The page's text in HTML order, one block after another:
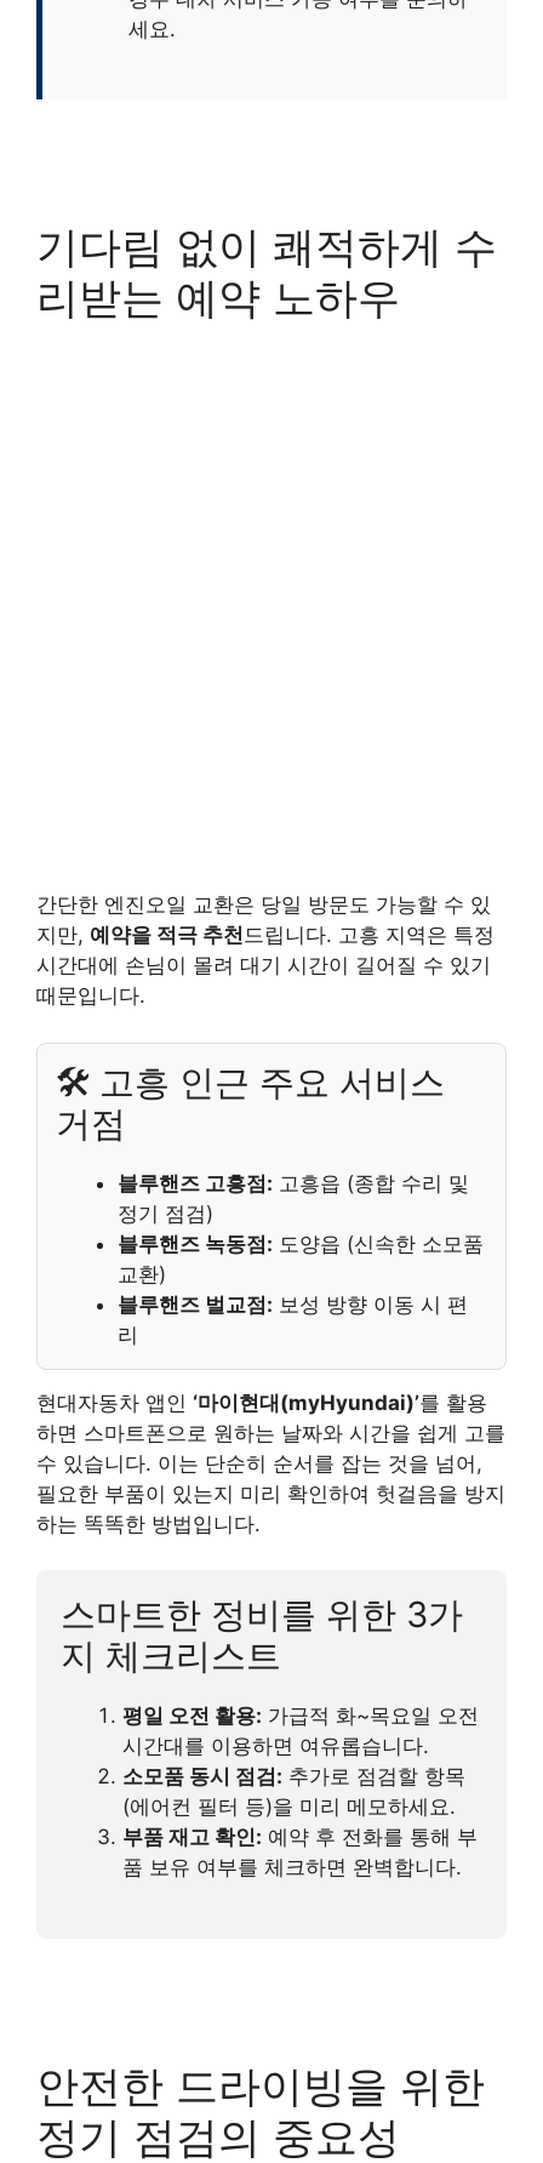
세요.
기다림 없이 쾌적하게 수
리받는 예약 노하우
간단한 엔진오일 교환은 당일 방문도 가능할 수 있
지만, 예약을 적극 추천드립니다. 고흥 지역은 특정
시간대에 손님이 몰려 대기 시간이 길어질 수 있기
때문입니다.
🛠️ 고흥 인근 주요 서비스
거점
블루핸즈 고흥점: 고흥읍 (종합 수리 및
정기 점검)
블루핸즈 녹동점: 도양읍 (신속한 소모품
교환)
블루핸즈 벌교점: 보성 방향 이동 시 편
리
현대자동차 앱인 ‘마이현대(myHyundai)’를 활용
하면 스마트폰으로 원하는 날짜와 시간을 쉽게 고를
수 있습니다. 이는 단순히 순서를 잡는 것을 넘어,
필요한 부품이 있는지 미리 확인하여 헛걸음을 방지
하는 똑똑한 방법입니다.
스마트한 정비를 위한 3가
지 체크리스트
평일 오전 활용: 가급적 화~목요일 오전
시간대를 이용하면 여유롭습니다.
소모품 동시 점검: 추가로 점검할 항목
(에어컨 필터 등)을 미리 메모하세요.
부품 재고 확인: 예약 후 전화를 통해 부
품 보유 여부를 체크하면 완벽합니다.
안전한 드라이빙을 위한
정기 점검의 중요성